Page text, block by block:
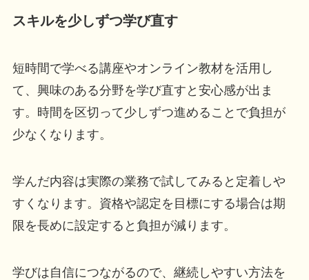
スキルを少しずつ学び直す
短時間で学べる講座やオンライン教材を活用し
て、興味のある分野を学び直すと安心感が出ま
す。時間を区切って少しずつ進めることで負担が
少なくなります。
学んだ内容は実際の業務で試してみると定着しや
すくなります。資格や認定を目標にする場合は期
限を長めに設定すると負担が減ります。
学びは自信につながるので、継続しやすい方法を